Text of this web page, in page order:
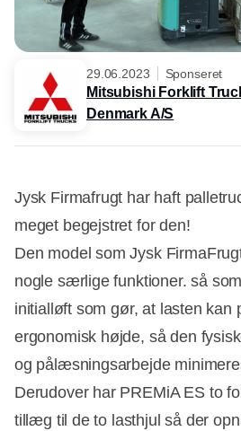
29.06.2023 Sponseret
Mitsubishi Forklift
Denmark A/S
Jysk Firmafrugt har haft
meget begejstret for den!
Den model som Jysk
nogle særlige funktioner. så
initialløft som gør, at lasten kan
ergonomisk højde, så den
og pålæsningsarbejde
Derudover har PREMiA ES to
tillæg til de to lasthjul så der